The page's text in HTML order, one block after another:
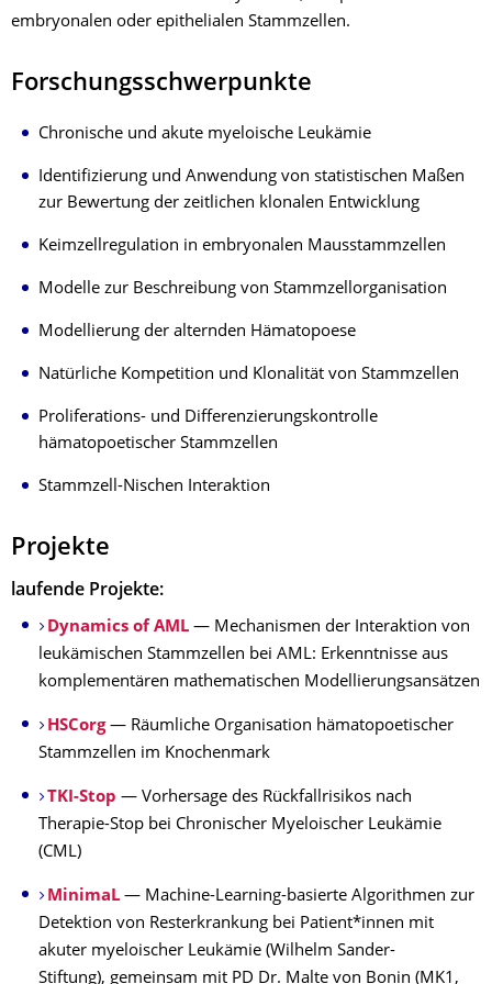
embryonalen oder epithelialen Stammzellen.
Forschungsschwerpunkte
Chronische und akute myeloische Leukämie
Identifizierung und Anwendung von statistischen Maßen
zur Bewertung der zeitlichen klonalen Entwicklung
Keimzellregulation in embryonalen Mausstammzellen
Modelle zur Beschreibung von Stammzellorganisation
Modellierung der alternden Hämatopoese
Natürliche Kompetition und Klonalität von Stammzellen
Proliferations- und Differenzierungskontrolle
hämatopoetischer Stammzellen
Stammzell-Nischen Interaktion
Projekte
laufende Projekte:
Dynamics of AML — Mechanismen der Interaktion von
leukämischen Stammzellen bei AML: Erkenntnisse aus
komplementären mathematischen Modellierungsansätzen
HSCorg— Räumliche Organisation hämatopoetischer
Stammzellen im Knochenmark
TKI-Stop — Vorhersage des Rückfallrisikos nach
Therapie-Stop bei Chronischer Myeloischer Leukämie
(CML)
MinimaL— Machine-Learning-basierte Algorithmen zur
Detektion von Resterkrankung bei Patient*innen mit
akuter myeloischer Leukämie (Wilhelm Sander-
Stiftung), gemeinsam mit PD Dr. Malte von Bonin (MK1,